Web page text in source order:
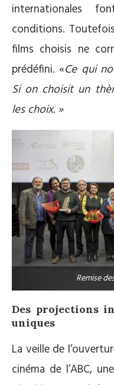
internationales
conditions.
films choisis ne
prédéfini. «Ce qui
Si on choisit un
les choix. »
Remise
Des projections
uniques
La veille de
cinéma de l’ABC,